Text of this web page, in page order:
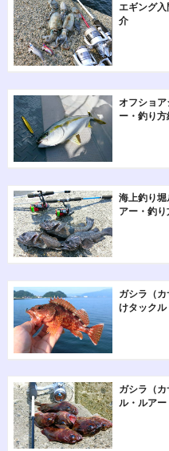
エギング
介
オフショ
ー・釣り方
海上釣り
アー・釣り
ガシラ（
けタック
ガシラ（
ル・ルア